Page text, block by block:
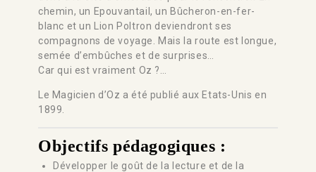
chemin, un Epouvantail, un Bûcheron-en-fer-
blanc et un Lion Poltron deviendront ses
compagnons de voyage. Mais la route est longue,
semée d’embûches et de surprises…
Car qui est vraiment Oz ?…
Le Magicien d’Oz a été publié aux Etats-Unis en
1899.
Objectifs pédagogiques :
Développer le goût de la lecture et de la